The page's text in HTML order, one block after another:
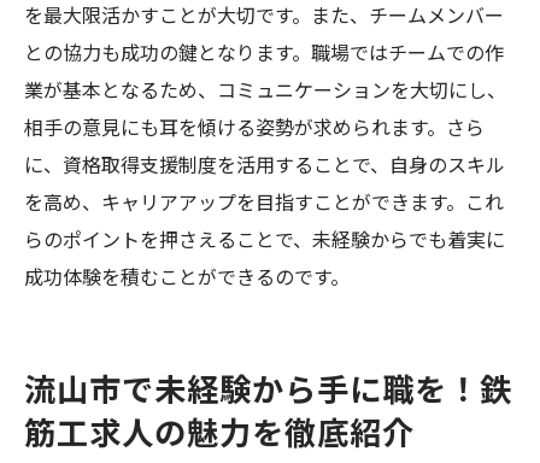
を最大限活かすことが大切です。また、チームメンバー
との協力も成功の鍵となります。職場ではチームでの作
業が基本となるため、コミュニケーションを大切にし、
相手の意見にも耳を傾ける姿勢が求められます。さら
に、資格取得支援制度を活用することで、自身のスキル
を高め、キャリアアップを目指すことができます。これ
らのポイントを押さえることで、未経験からでも着実に
成功体験を積むことができるのです。
流山市で未経験から手に職を！鉄
筋工求人の魅力を徹底紹介